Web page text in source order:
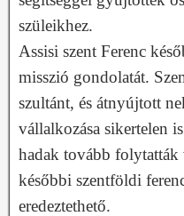
szüleikhez.
Assisi szent Ferenc
misszió gondolatát.
szultánt, és átnyújtott
vállalkozása sikertelen
hadak tovább folytatták
későbbi szentföldi
eredeztethető.